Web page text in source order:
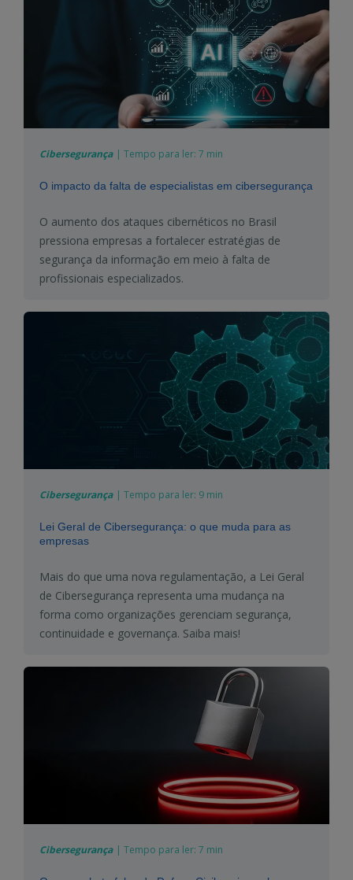
Cibersegurança | Tempo para ler: 7 min
O impacto da falta de especialistas em cibersegurança
O aumento dos ataques cibernéticos no Brasil
pressiona empresas a fortalecer estratégias de
segurança da informação em meio à falta de
profissionais especializados.
Cibersegurança | Tempo para ler: 9 min
Lei Geral de Cibersegurança: o que muda para as
empresas
Mais do que uma nova regulamentação, a Lei Geral
de Cibersegurança representa uma mudança na
forma como organizações gerenciam segurança,
continuidade e governança. Saiba mais!
Cibersegurança | Tempo para ler: 7 min